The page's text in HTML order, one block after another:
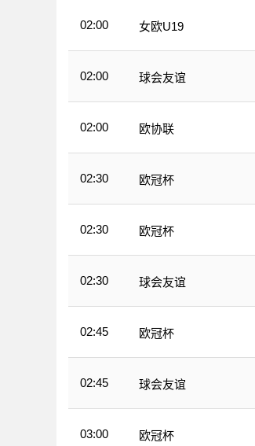
02:00 女欧U19
02:00 球会友谊
02:00 欧协联
02:30 欧冠杯
02:30 欧冠杯
02:30 球会友谊
02:45 欧冠杯
02:45 球会友谊
03:00 欧冠杯